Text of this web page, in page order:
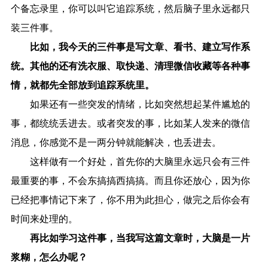
个备忘录里，你可以叫它追踪系统，然后脑子里永远都只
装三件事。
比如，我今天的三件事是写文章、看书、建立写作系
统。其他的还有洗衣服、取快递、清理微信收藏等各种事
情，就都先全部放到追踪系统里。
如果还有一些突发的情绪，比如突然想起某件尴尬的
事，都统统丢进去。或者突发的事，比如某人发来的微信
消息，你感觉不是一两分钟就能解决，也丢进去。
这样做有一个好处，首先你的大脑里永远只会有三件
最重要的事，不会东搞搞西搞搞。而且你还放心，因为你
已经把事情记下来了，你不用为此担心，做完之后你会有
时间来处理的。
再比如学习这件事，当我写这篇文章时，大脑是一片
浆糊，怎么办呢？